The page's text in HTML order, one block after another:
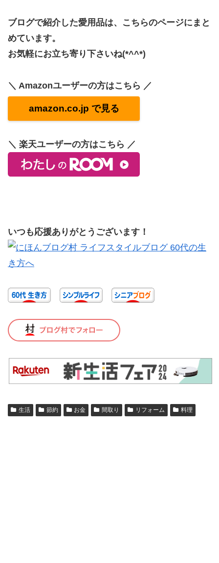
ブログで紹介した愛用品は、こちらのページにまと
めています。
お気軽にお立ち寄り下さいね(*^^*)
＼ Amazonユーザーの方はこちら ／
amazon.co.jp で見る
＼ 楽天ユーザーの方はこちら ／
いつも応援ありがとうございます！
生活 節約 お金 間取り リフォーム 料理